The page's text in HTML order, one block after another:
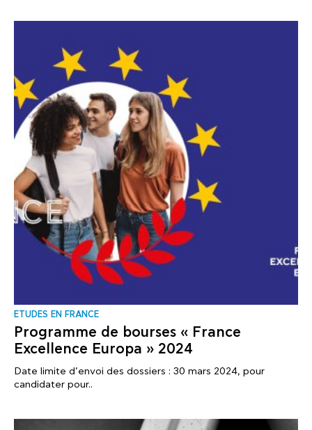
ΕTUDES EN FRANCE
Programme de bourses « France
Excellence Europa » 2024
Date limite d’envoi des dossiers : 30 mars 2024, pour
candidater pour..